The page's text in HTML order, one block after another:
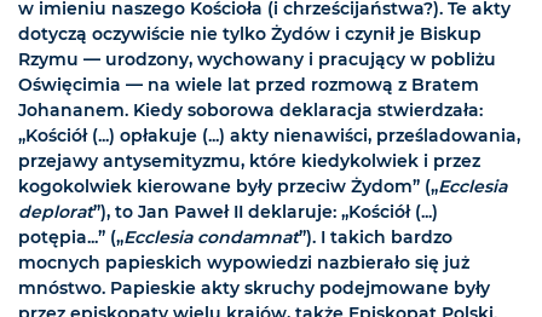
w imieniu naszego Kościoła (i chrześcijaństwa?). Te akty
dotyczą oczywiście nie tylko Żydów i czynił je Biskup
Rzymu — urodzony, wychowany i pracujący w pobliżu
Oświęcimia — na wiele lat przed rozmową z Bratem
Johananem. Kiedy soborowa deklaracja stwierdzała:
„Kościół (...) opłakuje (...) akty nienawiści, prześladowania,
przejawy antysemityzmu, które kiedykolwiek i przez
kogokolwiek kierowane były przeciw Żydom” („Ecclesia
deplorat”), to Jan Paweł II deklaruje: „Kościół (...)
potępia...” („Ecclesia condamnat”). I takich bardzo
mocnych papieskich wypowiedzi nazbierało się już
mnóstwo. Papieskie akty skruchy podejmowane były